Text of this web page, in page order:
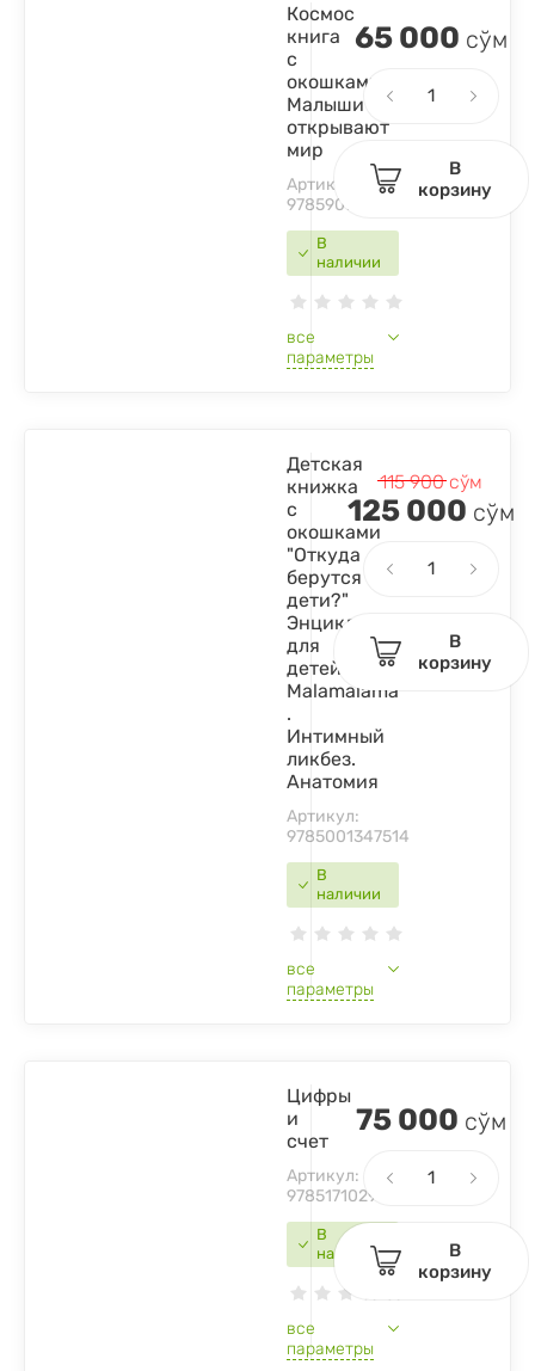
В
наличии
Космос
книга
с
окошками.
Малыши
открывают
мир
Артикул:
9785907388345
все
параметры
65 000 сўм
В
корзину
В
наличии
Детская
книжка
с
окошками
"Откуда
берутся
дети?"
Энциклопедия
для
детей
Malamalama
.
Интимный
ликбез.
Анатомия
Артикул:
9785001347514
все
параметры
115 900сўм
125 000 сўм
В
корзину
В
наличии
Цифры
и
счет
Артикул:
9785171029845
все
параметры
75 000 сўм
В
корзину